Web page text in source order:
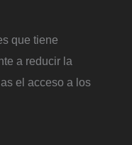
que tiene
a reducir la
el acceso a los